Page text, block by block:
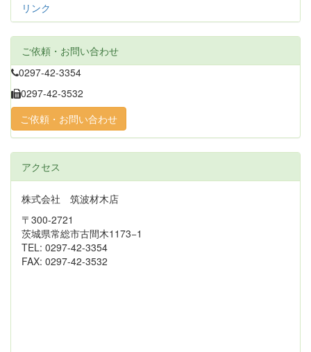
リンク
ご依頼・お問い合わせ
0297-42-3354
0297-42-3532
ご依頼・お問い合わせ
アクセス
株式会社 筑波材木店
〒300-2721
茨城県常総市古間木1173−1
TEL: 0297-42-3354
FAX: 0297-42-3532